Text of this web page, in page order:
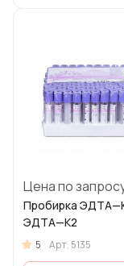
Цена по
Пробирка
ЭДТА—К2
5 Арт. 5135